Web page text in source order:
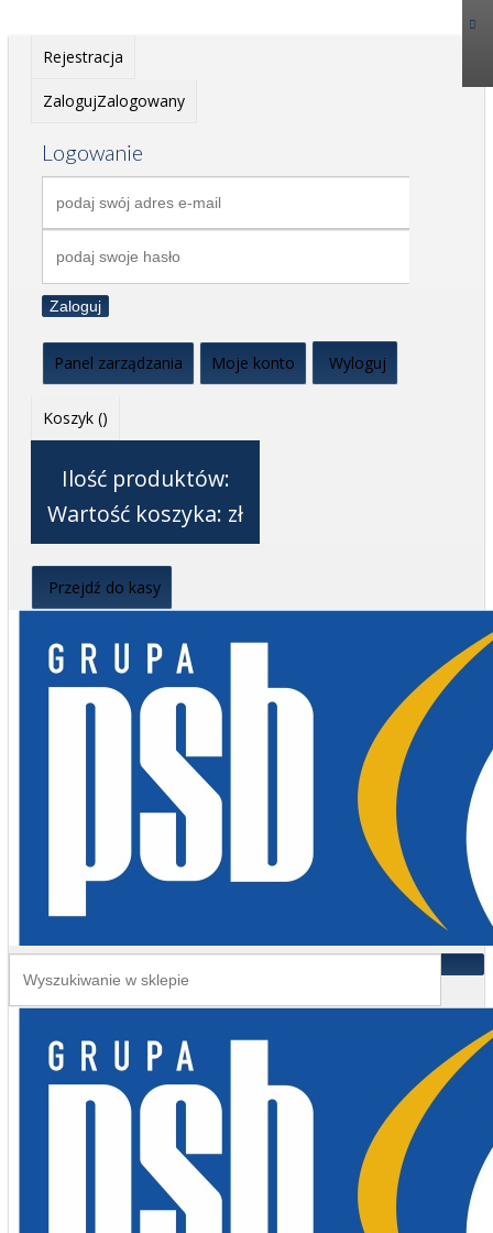
Rejestracja
ZalogujZalogowany
Logowanie
Zaloguj
Panel zarządzania Moje konto Wyloguj
Koszyk ()
Ilość produktów:
Wartość koszyka: zł
Przejdź do kasy